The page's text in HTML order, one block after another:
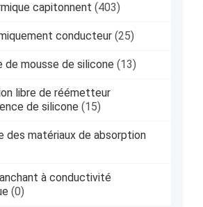
capitonnent (403)
conducteur (25)
de mousse de silicone (13)
libre de réémetteur
de silicone (15)
des matériaux de absorption
à conductivité
(0)